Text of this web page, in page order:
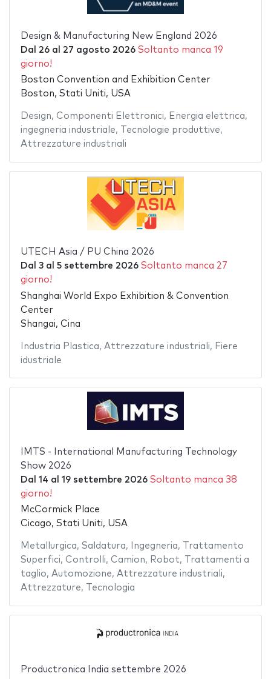
Design & Manufacturing New England 2026
Dal 26al 27 agosto 2026 Soltanto manca 19
giorno!
Boston Convention and Exhibition Center
Boston, Stati Uniti, USA
Design, Componenti Elettronici, Energia elettrica,
ingegneria industriale, Tecnologie produttive,
Attrezzature industriali
UTECH Asia / PU China 2026
Dal 3al 5 settembre 2026 Soltanto manca 27
giorno!
Shanghai World Expo Exhibition & Convention
Center
Shangai, Cina
Industria Plastica, Attrezzature industriali, Fiere
idustriale
IMTS - International Manufacturing Technology
Show 2026
Dal 14 al 19 settembre 2026 Soltanto manca 38
giorno!
McCormick Place
Cicago, Stati Uniti, USA
Metallurgica, Saldatura, Ingegneria,
Trattamento
Superfici, Controlli, Camion, Robot,
Trattamenti a
taglio, Automozione, Attrezzature industriali,
Attrezzature, Tecnologia
Productronica India settembre 2026